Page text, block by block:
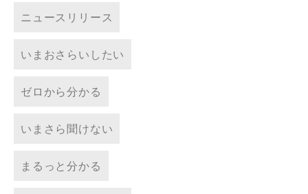
ニュースリリース
いまおさらいしたい
ゼロから分かる
いまさら聞けない
まるっと分かる